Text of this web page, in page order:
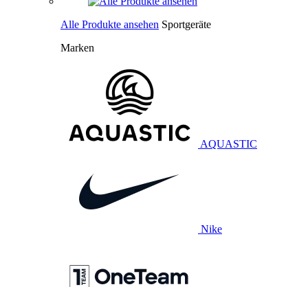
Alle Produkte ansehen Sportgeräte
Marken
AQUASTIC
Nike